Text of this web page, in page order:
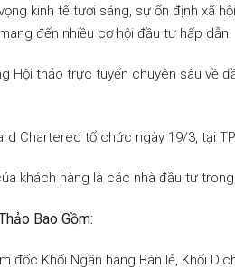
kinh tế tươi sáng, sự ổn định xã
đến nhiều cơ hội đầu tư hấp dẫn.
Hội thảo trực tuyến chuyên sâu về
Chartered tổ chức ngày 19/3, tại
khách hàng là các nhà đầu tư
Bao Gồm:
đốc Khối Ngân hàng Bán lẻ, Khối